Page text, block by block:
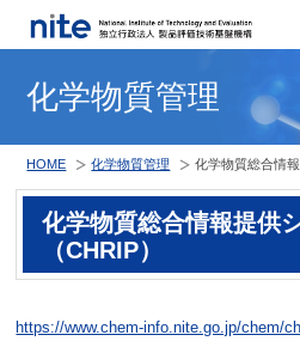
化学物質管理
HOME 化学物質管理 化学物質総合情
化学物質総合情報提供
（CHRIP）
https://www.chem-info.nite.go.jp/chem/